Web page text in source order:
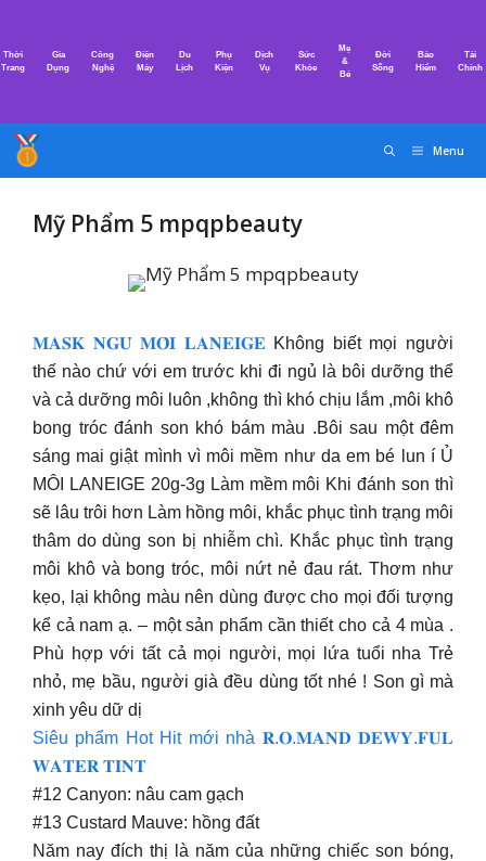
nội
Thời
Trang
Gia
Dụng
Công
Nghệ
Điện
Máy
Du
Lịch
Phụ
Kiện
Dịch
Vụ
Sức
Khỏe
Mẹ
&
Bé
Đời
Sống
Bảo
Hiểm
Tài
Chính
Menu
Mỹ Phẩm 5 mpqpbeauty
𝐌𝐀𝐒𝐊 𝐍𝐆𝐔̉ 𝐌𝐎̂𝐈 𝐋𝐀𝐍𝐄𝐈𝐆𝐄 Không biết mọi người
thế nào chứ với em trước khi đi ngủ là bôi dưỡng thể
và cả dưỡng môi luôn ,không thì khó chịu lắm ,môi khô
bong tróc đánh son khó bám màu .Bôi sau một đêm
sáng mai giật mình vì môi mềm như da em bé lun í Ủ
MÔI LANEIGE 20g-3g Làm mềm môi Khi đánh son thì
sẽ lâu trôi hơn Làm hồng môi, khắc phục tình trạng môi
thâm do dùng son bị nhiễm chì. Khắc phục tình trạng
môi khô và bong tróc, môi nứt nẻ đau rát. Thơm như
kẹo, lại không màu nên dùng được cho mọi đối tượng
kể cả nam ạ. – một sản phẩm cần thiết cho cả 4 mùa .
Phù hợp với tất cả mọi người, mọi lứa tuổi nha Trẻ
nhỏ, mẹ bầu, người già đều dùng tốt nhé ! Son gì mà
xinh yêu dữ dị
Siêu phẩm Hot Hit mới nhà 𝐑.𝐎.𝐌𝐀𝐍𝐃 𝐃𝐄𝐖𝐘.𝐅𝐔𝐋
𝐖𝐀𝐓𝐄𝐑 𝐓𝐈𝐍𝐓
#12 Canyon: nâu cam gạch
#13 Custard Mauve: hồng đất
Năm nay đích thị là năm của những chiếc son bóng,